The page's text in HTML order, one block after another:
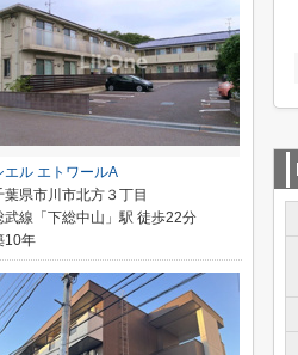
エル エトワールA
葉県市川市北方３丁目
武線「下総中山」駅 徒歩22分
10年